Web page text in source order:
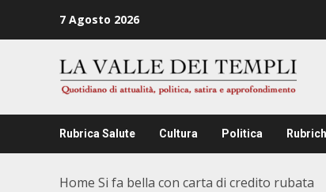
7 Agosto 2026
Rubrica Salute Cultura Politica
Home Si fa bella con carta di credito rubata